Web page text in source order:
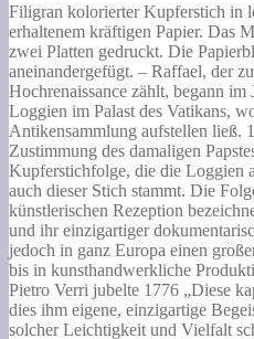
Mythologie.
Menge
Filigran kolorierter Kupferstich in
erhaltenem kräftigen Papier. Das
zwei Platten gedruckt. Die
aneinandergefügt. – Raffael, der
Hochrenaissance zählt, begann
Loggien im Palast des Vatikans,
Antikensammlung aufstellen ließ.
Zustimmung des damaligen
Kupferstichfolge, die die Loggien
auch dieser Stich stammt. Die
künstlerischen Rezeption
und ihr einzigartiger
jedoch in ganz Europa einen
bis in kunsthandwerkliche
Pietro Verri jubelte 1776 „Diese
dies ihm eigene, einzigartige
solcher Leichtigkeit und Vielfalt